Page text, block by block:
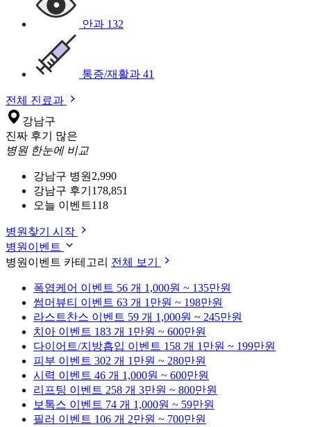
안과 132
통증/재활과 41
전체 진료과
강남구
진짜 후기 많은
병원 한눈에 비교
강남구 병원 2,990
강남구 후기 178,851
오늘 이벤트118
병원찾기 시작
병원이벤트
병원이벤트 카테고리 전체 보기
폭염케어 이벤트 56 개 1,000원 ~ 135만원
썸머뷰티 이벤트 63 개 1만원 ~ 198만원
라스트찬스 이벤트 59 개 1,000원 ~ 245만원
치아 이벤트 183 개 1만원 ~ 600만원
다이어트/지방흡입 이벤트 158 개 1만원 ~ 199만원
피부 이벤트 302 개 1만원 ~ 280만원
시력 이벤트 46 개 1,000원 ~ 600만원
리프팅 이벤트 258 개 3만원 ~ 800만원
보톡스 이벤트 74 개 1,000원 ~ 59만원
필러 이벤트 106 개 2만원 ~ 700만원